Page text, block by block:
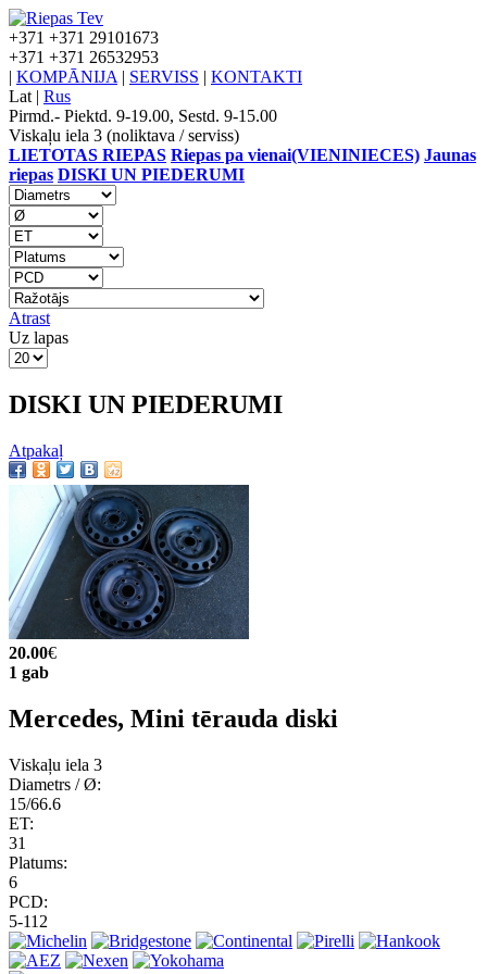
+371 +371 29101673
+371 +371 26532953
| KOMPĀNIJA | SERVISS | KONTAKTI
Lat | Rus
Pirmd.- Piektd. 9-19.00, Sestd. 9-15.00
Viskaļu iela 3 (noliktava / serviss)
LIETOTAS RIEPAS Riepas pa vienai(VIENINIECES) Jaunas
riepas DISKI UN PIEDERUMI
Atrast
Uz lapas
DISKI UN PIEDERUMI
Atpakaļ
20.00€
1 gab
Mercedes, Mini tērauda diski
Viskaļu iela 3
Diametrs / Ø:
15/66.6
ET:
31
Platums:
6
PCD:
5-112